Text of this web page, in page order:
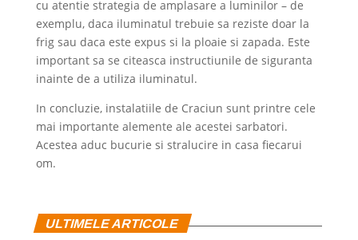
cu atentie strategia de amplasare a luminilor – de
exemplu, daca iluminatul trebuie sa reziste doar la
frig sau daca este expus si la ploaie si zapada. Este
important sa se citeasca instructiunile de siguranta
inainte de a utiliza iluminatul.
In concluzie, instalatiile de Craciun sunt printre cele
mai importante alemente ale acestei sarbatori.
Acestea aduc bucurie si stralucire in casa fiecarui
om.
ULTIMELE ARTICOLE